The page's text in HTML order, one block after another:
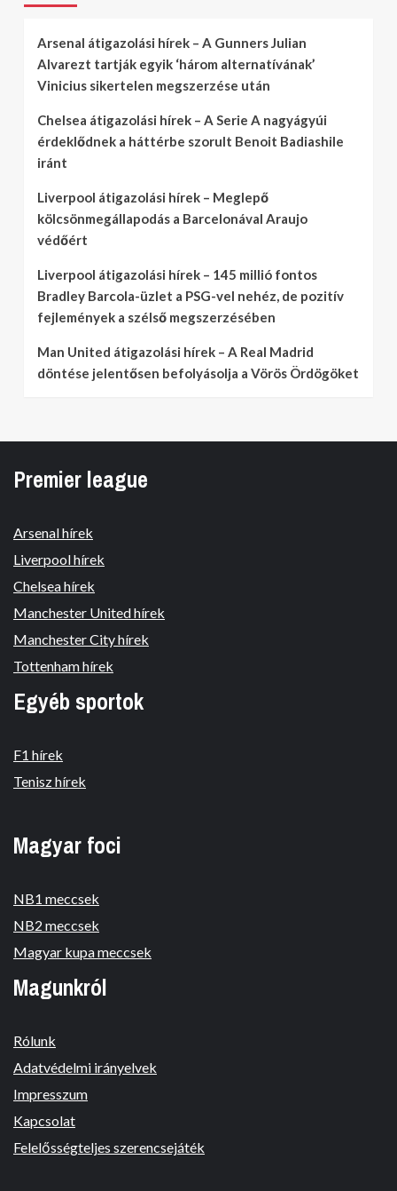
Arsenal átigazolási hírek – A Gunners Julian
Alvarezt tartják egyik ‘három alternatívának’
Vinicius sikertelen megszerzése után
Chelsea átigazolási hírek – A Serie A nagyágyúi
érdeklődnek a háttérbe szorult Benoit Badiashile
iránt
Liverpool átigazolási hírek – Meglepő
kölcsönmegállapodás a Barcelonával Araujo
védőért
Liverpool átigazolási hírek – 145 millió fontos
Bradley Barcola-üzlet a PSG-vel nehéz, de pozitív
fejlemények a szélső megszerzésében
Man United átigazolási hírek – A Real Madrid
döntése jelentősen befolyásolja a Vörös Ördögöket
Premier league
Arsenal hírek
Liverpool hírek
Chelsea hírek
Manchester United hírek
Manchester City hírek
Tottenham hírek
Egyéb sportok
F1 hírek
Tenisz hírek
Magyar foci
NB1 meccsek
NB2 meccsek
Magyar kupa meccsek
Magunkról
Rólunk
Adatvédelmi irányelvek
Impresszum
Kapcsolat
Felelősségteljes szerencsejáték